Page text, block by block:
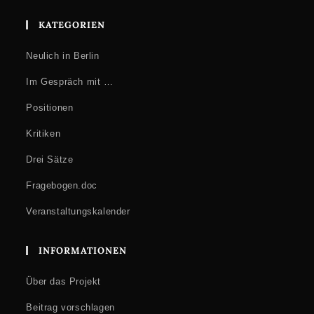
KATEGORIEN
Neulich in Berlin
Im Gespräch mit …
Positionen
Kritiken
Drei Sätze
Fragebogen.doc
Veranstaltungskalender
INFORMATIONEN
Über das Projekt
Beitrag vorschlagen